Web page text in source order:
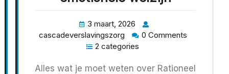
3 maart, 2026
cascadeverslavingszorg
0 Comments
2 categories
Alles wat je moet weten over Rationeel